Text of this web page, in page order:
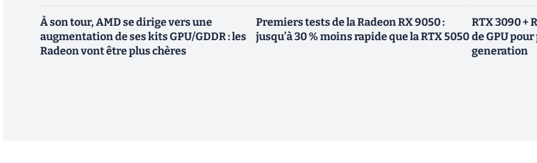
À son tour, AMD se dirige vers une
augmentation de ses kits GPU/GDDR : les
Radeon vont être plus chères
Premiers tests de la Radeon RX 9050 :
jusqu’à 30 % moins rapide que la RTX 5050
RTX 3090 +
de GPU
generation